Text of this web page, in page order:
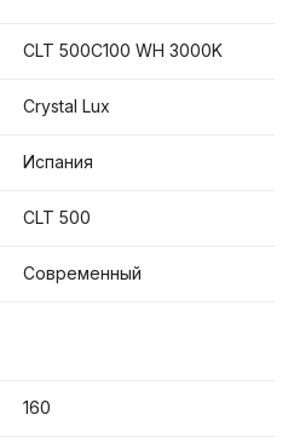
CLT 500C100 WH 3000K
Crystal Lux
Испания
CLT 500
Современный
160